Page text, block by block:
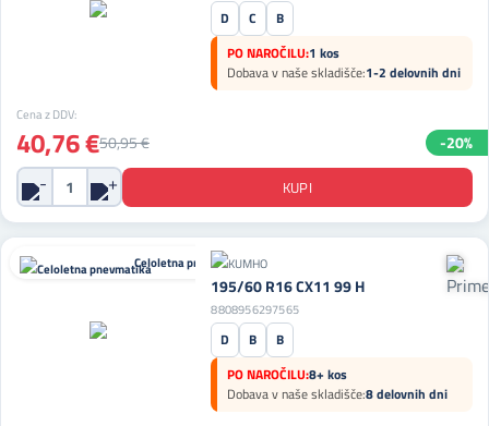
D C
B
PO NAROČILU:1 kos
Dobava v naše skladišče:1-2 delovnih dni
Cena z DDV:
40,76 €50,95 € -20%
Celoletna pnevmatika
195/60 R16 CX11 99 H
8808956297565
D B
B
PO NAROČILU:8+ kos
Dobava v naše skladišče:8 delovnih dni